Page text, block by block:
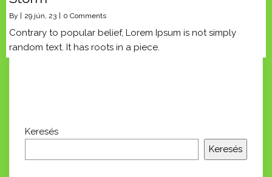
By | 29 jún, 23 | 0 Comments
Contrary to popular belief, Lorem Ipsum is not simply
random text. It has roots in a piece.
Keresés
Keresés